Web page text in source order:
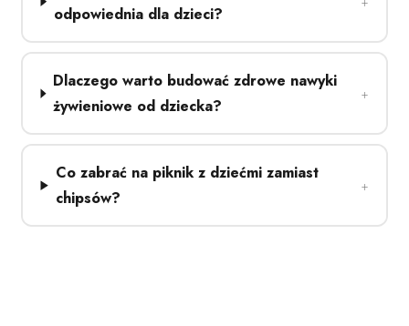
odpowiednia dla dzieci?
Dlaczego warto budować zdrowe nawyki
żywieniowe od dziecka?
Co zabrać na piknik z dziećmi zamiast
chipsów?